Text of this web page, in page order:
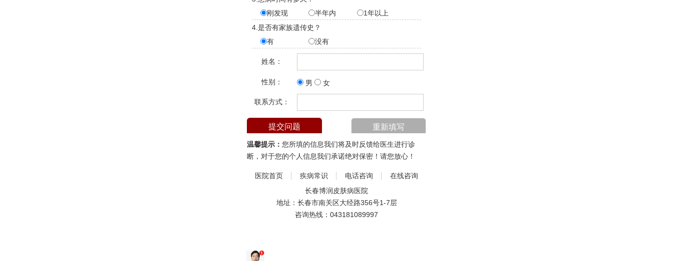
刚发现
半年内
1年以上
4.是否有家族遗传史？
有
没有
姓名：
性别： 男 女
联系方式：
温馨提示： 您所填的信息我们将及时反馈给医生进行诊
断，对于您的个人信息我们承诺绝对保密！请您放心！
医院首页 疾病常识 电话咨询
在线咨询
长春博润皮肤病医院
地址：长春市南关区大经路356号1-7层
咨询热线： 043181089997